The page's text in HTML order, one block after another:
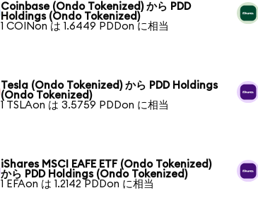
Coinbase (Ondo Tokenized) から PDD
Holdings (Ondo Tokenized)
1 COINon は 1.6449 PDDon に相当
Tesla (Ondo Tokenized) から PDD Holdings
(Ondo Tokenized)
1 TSLAon は 3.5759 PDDon に相当
iShares MSCI EAFE ETF (Ondo Tokenized)
から PDD Holdings (Ondo Tokenized)
1 EFAon は 1.2142 PDDon に相当